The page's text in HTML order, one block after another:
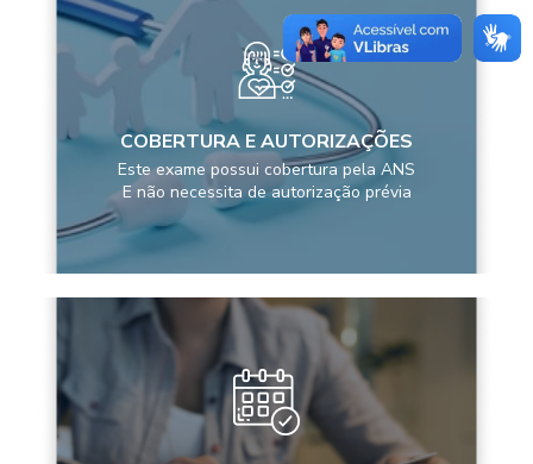
COBERTURA E AUTORIZAÇÕES
Este exame possui cobertura pela ANS
E não necessita de autorização prévia